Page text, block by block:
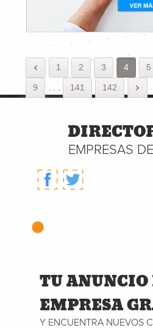
1 2 3 4 5
9 141 142
EMPRESAS
TU ANUNCIO
EMPRESA
Y ENCUENTRA NUEVOS